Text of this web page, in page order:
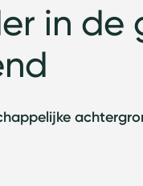
in de